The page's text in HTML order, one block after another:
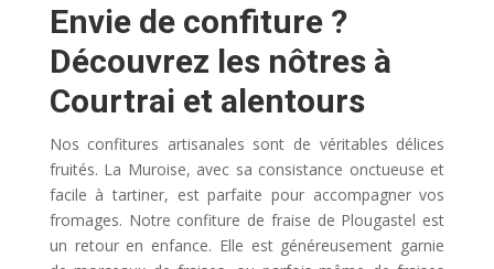
Envie de confiture ?
Découvrez les nôtres à
Courtrai et alentours
Nos confitures artisanales sont de véritables délices
fruités. La Muroise, avec sa consistance onctueuse et
facile à tartiner, est parfaite pour accompagner vos
fromages. Notre confiture de fraise de Plougastel est
un retour en enfance. Elle est généreusement garnie